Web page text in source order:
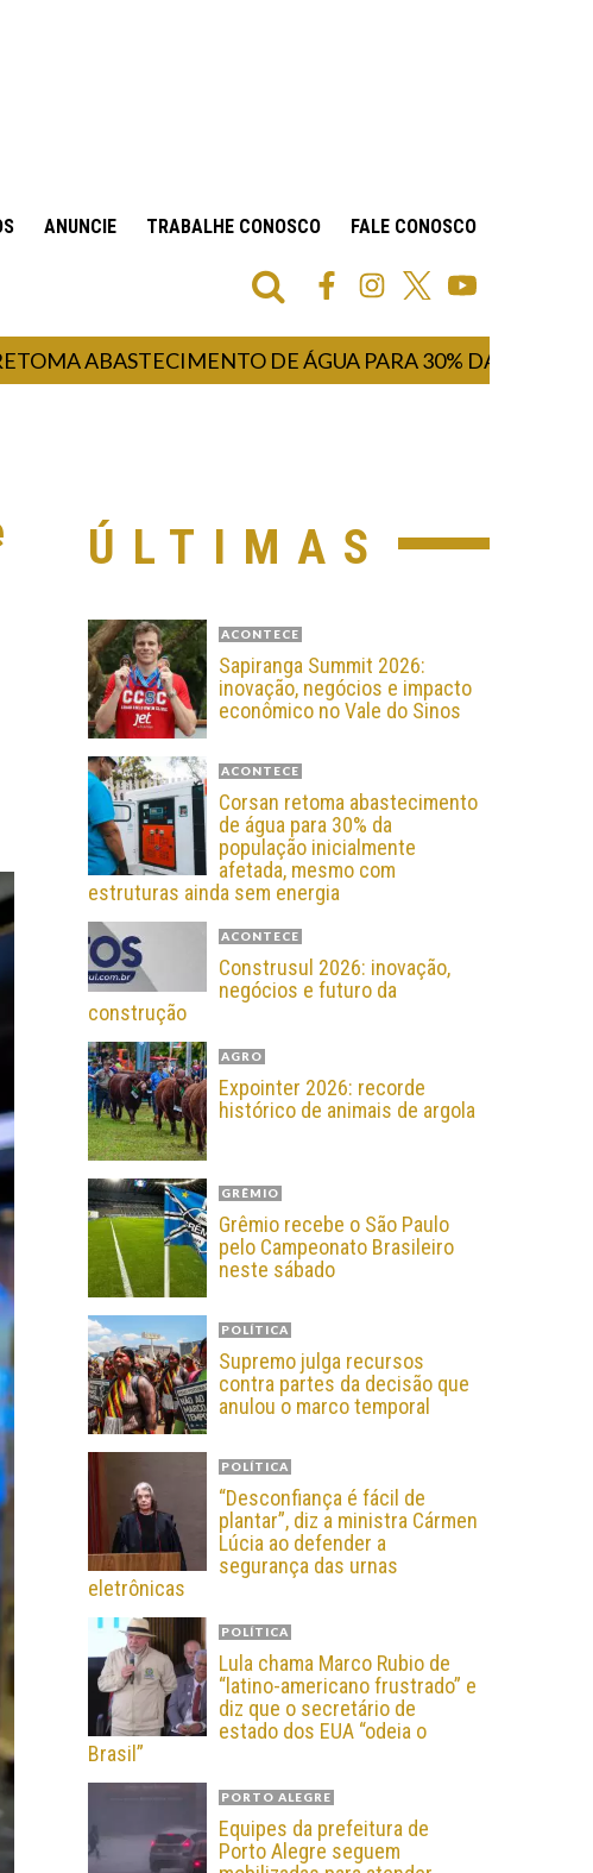
ANUNCIE TRABALHE CONOSCO FALE CONOSCO
ABASTECIMENTO DE ÁGUA PARA 30% DA POPULAÇÃO
ÚLTIMAS
ACONTECE
Sapiranga Summit 2026:
inovação, negócios e impacto
econômico no Vale do Sinos
ACONTECE
Corsan retoma abastecimento
de água para 30% da
população inicialmente
afetada, mesmo com
estruturas ainda sem energia
ACONTECE
Construsul 2026: inovação,
negócios e futuro da
construção
AGRO
Expointer 2026: recorde
histórico de animais de argola
GRÊMIO
Grêmio recebe o São Paulo
pelo Campeonato Brasileiro
neste sábado
POLÍTICA
Supremo julga recursos
contra partes da decisão que
anulou o marco temporal
POLÍTICA
“Desconfiança é fácil de
plantar”, diz a ministra Cármen
Lúcia ao defender a
segurança das urnas
eletrônicas
POLÍTICA
Lula chama Marco Rubio de
“latino-americano frustrado” e
diz que o secretário de
estado dos EUA “odeia o
Brasil”
PORTO ALEGRE
Equipes da prefeitura de
Porto Alegre seguem